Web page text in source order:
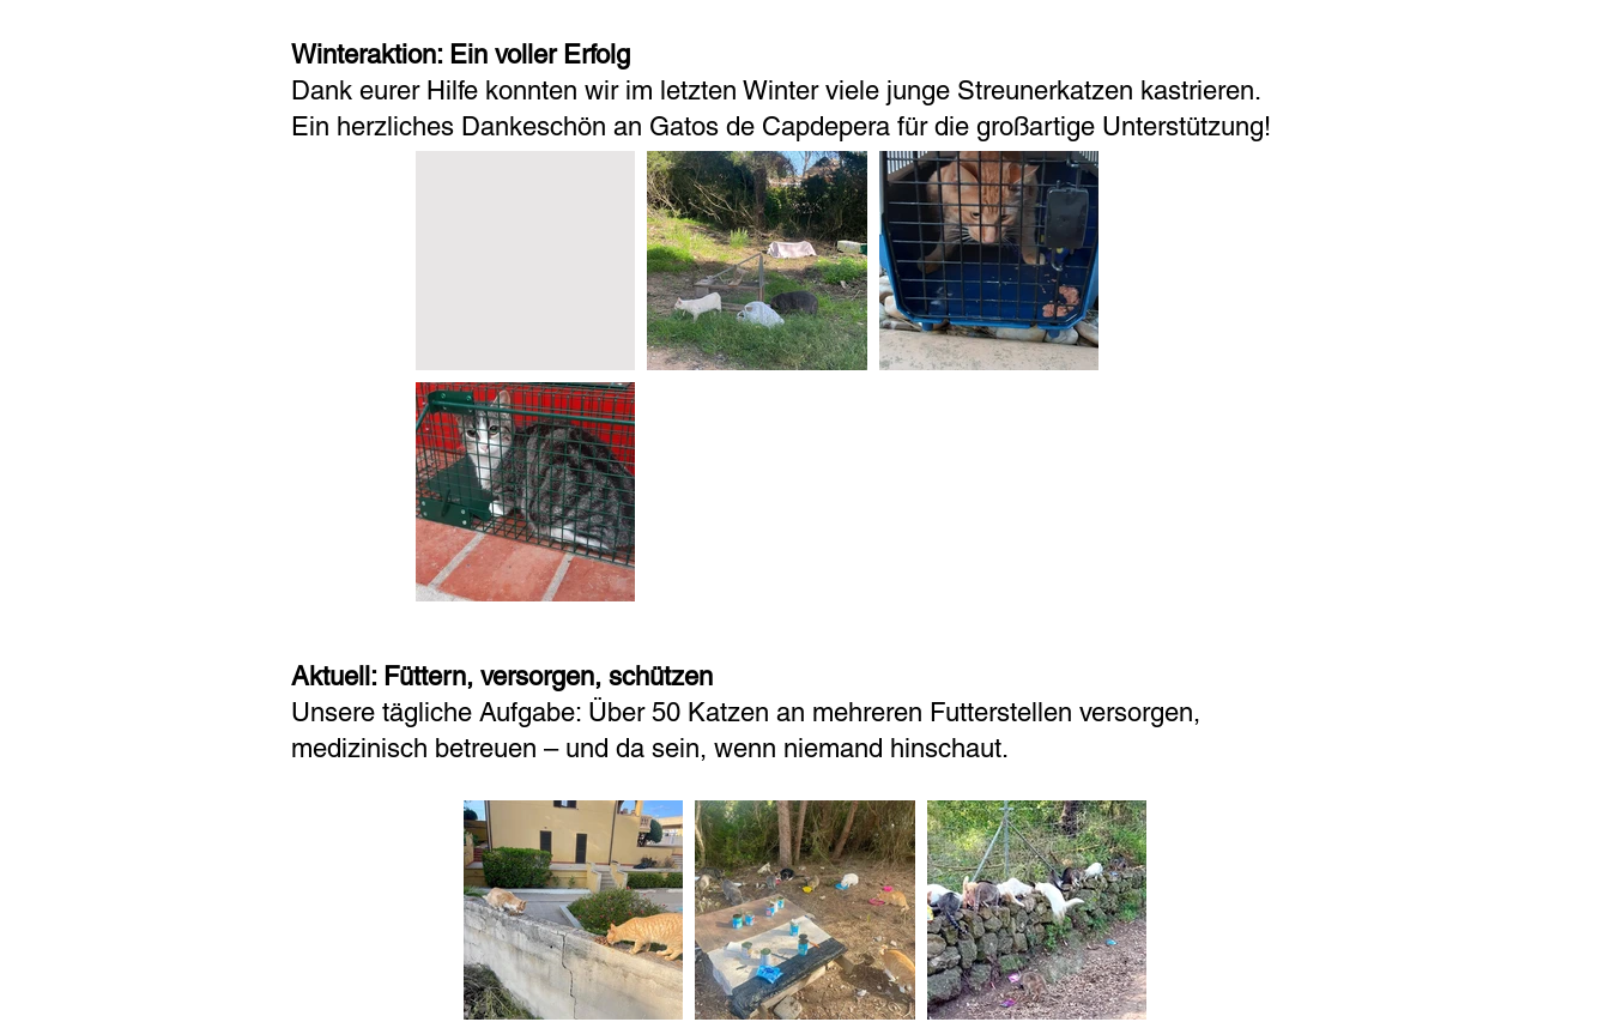
Winteraktion: Ein voller Erfolg
Dank eurer Hilfe konnten wir im letzten Winter viele junge Streunerkatzen kastrieren.
Ein herzliches Dankeschön an Gatos de Capdepera für die großartige Unterstützung!
Aktuell: Füttern, versorgen, schützen
Unsere tägliche Aufgabe: Über 50 Katzen an mehreren Futterstellen versorgen,
medizinisch betreuen – und da sein, wenn niemand hinschaut.